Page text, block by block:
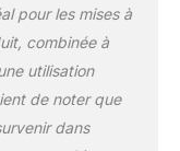
sans fil
un
de
et de
pour les mises à
combinée à
utilisation
de noter que
dans